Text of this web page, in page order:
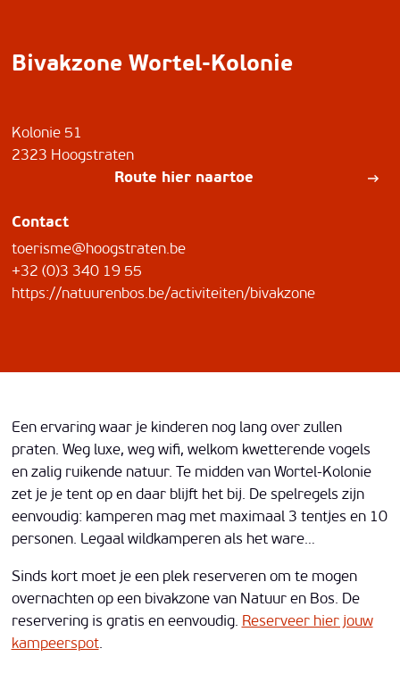
Bivakzone Wortel-Kolonie
Kolonie 51
2323 Hoogstraten
Route hier naartoe
Contact
toerisme@hoogstraten.be
+32 (0)3 340 19 55
https://natuurenbos.be/activiteiten/bivakzone
Een ervaring waar je kinderen nog lang over zullen
praten. Weg luxe, weg wifi, welkom kwetterende vogels
en zalig ruikende natuur. Te midden van Wortel-Kolonie
zet je je tent op en daar blijft het bij. De spelregels zijn
eenvoudig: kamperen mag met maximaal 3 tentjes en 10
personen. Legaal wildkamperen als het ware…
Sinds kort moet je een plek reserveren om te mogen
overnachten op een bivakzone van Natuur en Bos. De
reservering is gratis en eenvoudig. Reserveer hier jouw
kampeerspot.